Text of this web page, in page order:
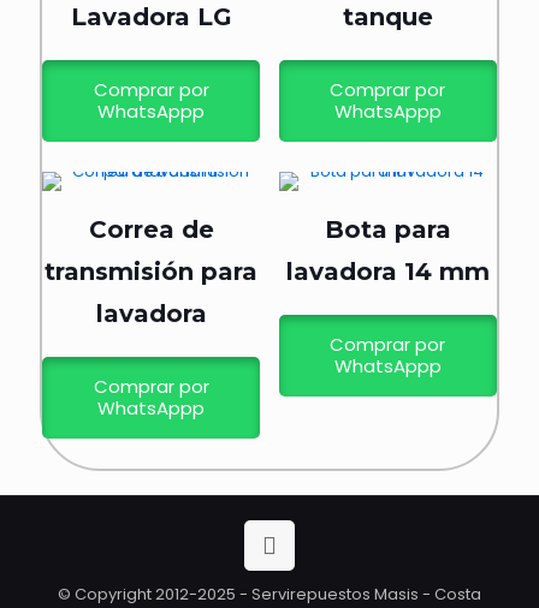
Lavadora LG
Comprar por
WhatsAppp
tanque
Comprar por
WhatsAppp
Correa de
transmisión para
lavadora
Comprar por
WhatsAppp
Bota para
lavadora 14 mm
Comprar por
WhatsAppp
© Copyright 2012-2025 - Servirepuestos Masis - Costa